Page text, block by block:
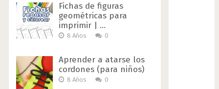
Fichas de figuras
geométricas para
imprimir | …
8 Años 0
Aprender a atarse los
cordones (para niños)
8 Años 0